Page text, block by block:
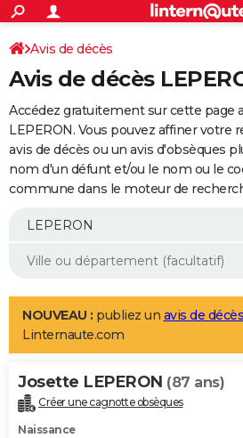
ACTUALITÉS
Politique
Société
Faits Divers
Education
Monde
Villes
+
SPORT
Coupe du monde 2026
Football
Tennis
Cyclisme
Rugby
Forum
Programme TV
TNTStreaming
Cinéma
Sorties cinéma
Musique
+FINANCE
Retraite
Epargne
Immobilier
Risques naturels par ville
Banque
Assurance
AUTO
Essais
Réserver un essai
Citadines
Berlines
SUV
Forum auto
+
Mobiles
Meilleur smartphone
Internet
Ordinateurs
Jeux vidéo
Guide high-tech
Aménagement intérieur
LIFESTYLE
Art de vivre
Bien-être
Loisirs
Mode
Modes de vie
Alimentation
Guide de la santé
Maladies
Médicaments
Sommeil
VOYAGE
Destinations
City break
Voyage nature
Voyage de noces
Forum
Climat
+PHOTO
Avis de décès
Avis de décès
Accédez gratuitement sur cette page
LEPERON. Vous pouvez affiner votre
avis de décès ou un avis d'obsèques
nom d'un défunt et/ou le nom ou le
commune dans le moteur de
NOUVEAU : publiez un avis de
Linternaute.com
Josette LEPERON (87 ans)
Créer une cagnotte obsèques
Naissance